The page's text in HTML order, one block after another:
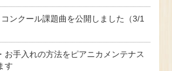
ンクール課題曲を公開しました（3/1
お手入れの方法をピアニカメンテナス
す